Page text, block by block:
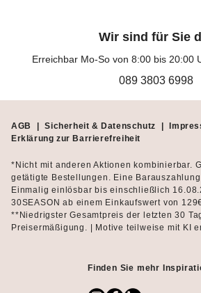
Wir sind für Sie
Erreichbar Mo-So von 8:00 bis 20:00
089 3803 6998
AGB Sicherheit & Datenschutz
Erklärung zur Barrierefreiheit
*Nicht mit anderen Aktionen kombinierbar.
getätigte Bestellungen. Eine
Einmalig einlösbar bis einschließlich
30SEASON ab einem Einkaufswert von
**Niedrigster Gesamtpreis der letzten 30
Preisermäßigung. | Motive teilweise mit KI
Finden Sie mehr